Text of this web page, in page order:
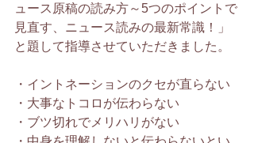
ュース原稿の読み方～5つのポイントで
見直す、ニュース読みの最新常識！」
と題して指導させていただきました。
・イントネーションのクセが直らない
・大事なトコロが伝わらない
・ブツ切れでメリハリがない